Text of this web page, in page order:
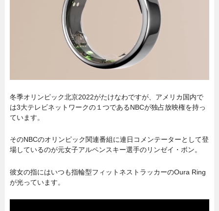
冬季オリンピック北京2022がたけなわですが、アメリカ国内で
は3大テレビネットワークの１つであるNBCが独占放映権を持っ
ています。
そのNBCのオリンピック関連番組に連日コメンテーターとして登
場しているのが元女子アルペンスキー選手のリンゼイ・ボン。
彼女の指にはいつも指輪型フィットネストラッカーのOura Ring
が光っています。